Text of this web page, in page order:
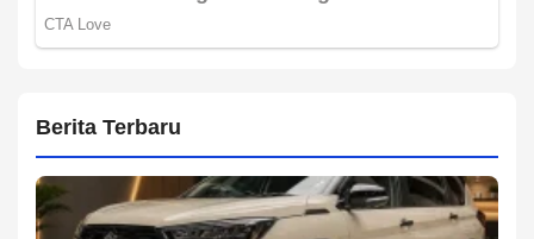
Berita Terbaru